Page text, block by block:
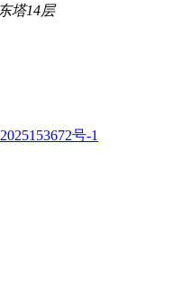
塔14层
号-1